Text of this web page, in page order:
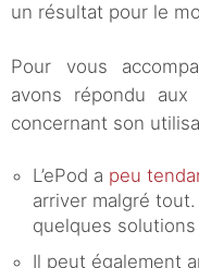
un résultat pour le
Pour vous
avons répondu
concernant son
L’ePod a peu
arriver malgré
quelques
Il peut également